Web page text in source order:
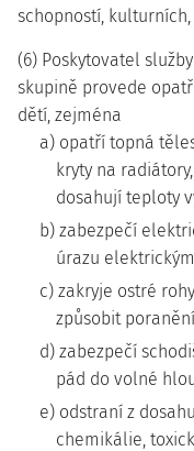
schopností,
(6) Poskytovatel
skupině provede
dětí, zejména
a) opatří topná
kryty na
dosahují teploty
b) zabezpečí
úrazu
c) zakryje ostré
způsobit
d) zabezpečí
pád do volné
e) odstraní z
chemikálie,